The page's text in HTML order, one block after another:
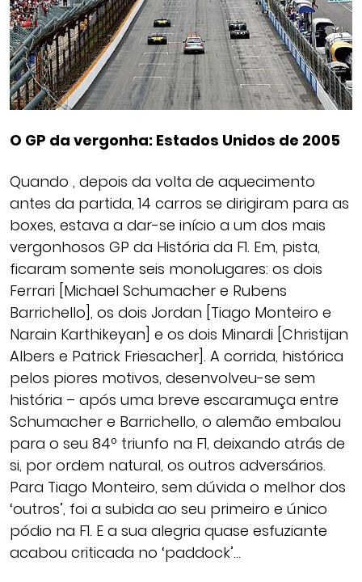
O GP da vergonha: Estados Unidos de 2005
Quando , depois da volta de aquecimento
antes da partida, 14 carros se dirigiram para as
boxes, estava a dar-se início a um dos mais
vergonhosos GP da História da F1. Em, pista,
ficaram somente seis monolugares: os dois
Ferrari [Michael Schumacher e Rubens
Barrichello], os dois Jordan [Tiago Monteiro e
Narain Karthikeyan] e os dois Minardi [Christijan
Albers e Patrick Friesacher]. A corrida, histórica
pelos piores motivos, desenvolveu-se sem
história – após uma breve escaramuça entre
Schumacher e Barrichello, o alemão embalou
para o seu 84º triunfo na F1, deixando atrás de
si, por ordem natural, os outros adversários.
Para Tiago Monteiro, sem dúvida o melhor dos
‘outros’, foi a subida ao seu primeiro e único
pódio na F1. E a sua alegria quase esfuziante
acabou criticada no ‘paddock’…